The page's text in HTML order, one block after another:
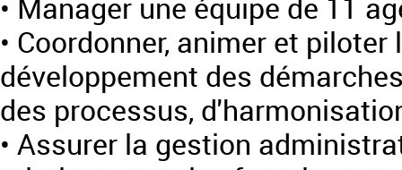
• Manager une équipe de 11
• Coordonner, animer et
développement des
des processus,
• Assurer la gestion